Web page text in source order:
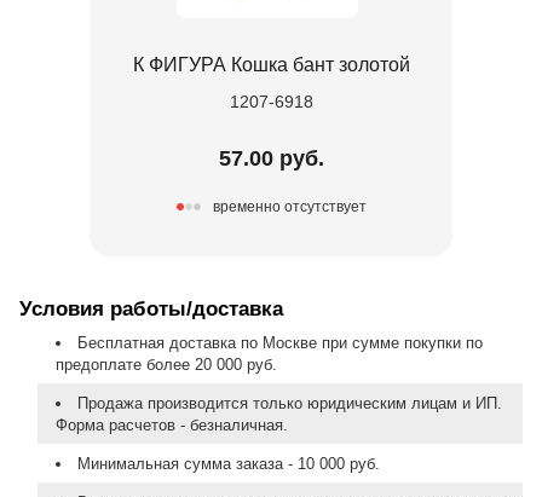
К ФИГУРА Кошка бант золотой
1207-6918
57.00 руб.
временно отсутствует
Условия работы/доставка
Бесплатная доставка по Москве при сумме покупки по
предоплате более 20 000 руб.
Продажа производится только юридическим лицам и ИП.
Форма расчетов - безналичная.
Минимальная сумма заказа - 10 000 руб.